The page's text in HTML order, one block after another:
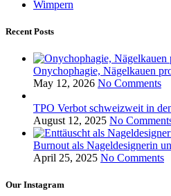
Wimpern
Recent Posts
Onychophagie, Nägelkauen
May 12, 2026 No Comments
TPO Verbot schweizweit in
August 12, 2025 No
Burnout als Nageldesignerin
April 25, 2025 No Comments
Our Instagram